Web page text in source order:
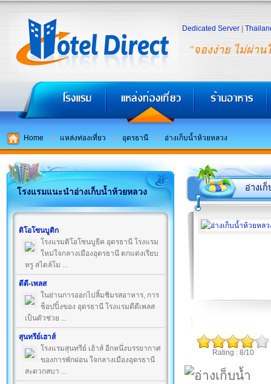
"จองง่าย ไม่ผ่าน
Dedicated Server
Home แหล่งท่องเที่ยว อุดรธานี อ่างเก็บน้ำห้วยหลวง
โรงแรมแนะนำอ่างเก็บน้ำห้วยหลวง
ดิโอโซนบูติก
โรงแรมดิโอโซนบูธีค อุดรธานี โรงแรม
ใหม่ใจกลางเมืองอุดรธานี ตกแต่งเรียบ
หรู สไตล์โม ...
ดีดี-เพลส
ในย่านการออกไปลิ้มชิมรสอาหาร, การ
ช็อปปิ้งของ อุดรธานี โรงแรมดีดีเพลส
เป็นตัวช่วย ...
สุนทรีย์เฮาส์
โรงแรมสุนทรีย์ เฮ้าส์ อีกหนึ่งบรรยากาศ
ของการพักผ่อน ใจกลางเมืองอุดรธานี
สะดวกสบา ...
อ่างเ
Rating : 8/10